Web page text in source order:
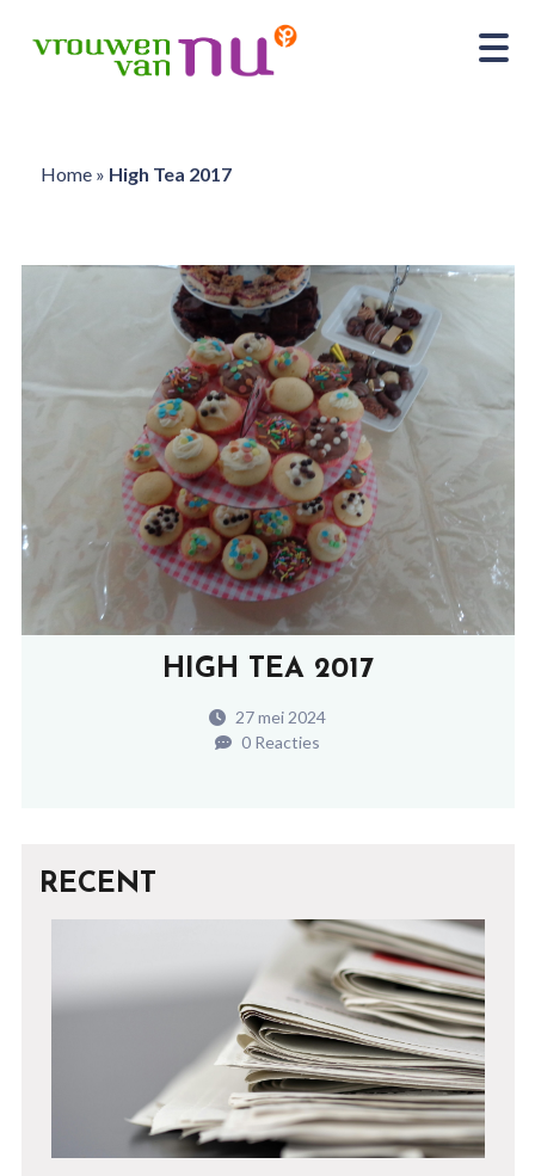
Home» High Tea 2017
HIGH TEA 2017
27 mei 2024
0 Reacties
RECENT